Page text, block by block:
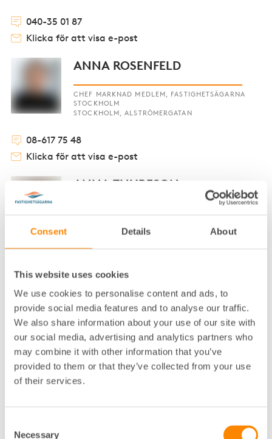
Consent Details About
This website uses cookies
We use cookies to personalise content and ads, to
provide social media features and to analyse our traffic.
We also share information about your use of our site with
our social media, advertising and analytics partners who
may combine it with other information that you’ve
provided to them or that they’ve collected from your use
of their services.
Necessary
040-35 01 87
Klicka för att visa e-post
ANNA ROSENFELD
CHEF MARKNAD MEDLEM, FASTIGHETSÄGARNA
STOCKHOLM
STOCKHOLM, ALSTRÖMERGATAN
08-617 75 48
Klicka för att visa e-post
ANNA THURESON
STOCKHOLM, DROTTNINGGATAN
Klicka för att visa e-post
ANNA WAXIN
VD FASTIGHETSÄGARNA STOCKHOLM OCH
FASTIGHETSÄGARNA SERVICE STOCKHOLM
STOCKHOLM, ALSTRÖMERGATAN
08-617 75 00